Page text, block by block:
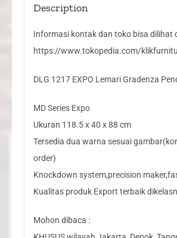
Description
Informasi kontak dan toko bisa dilihat
https://www.tokopedia.com/
DLG 1217 EXPO Lemari Gradenza
MD Series Expo
Ukuran 118.5 x 40 x 88 cm
Tersedia dua warna sesuai
order)
Knockdown system,precision
Kualitas produk Export terbaik
Mohon dibaca :